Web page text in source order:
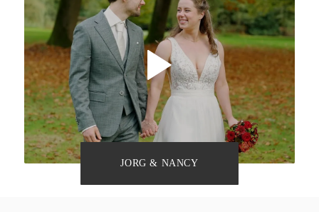
JORG & NANCY